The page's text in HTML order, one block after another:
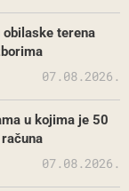
obilaske terena
07.08.2026.
u kojima je 50
07.08.2026.